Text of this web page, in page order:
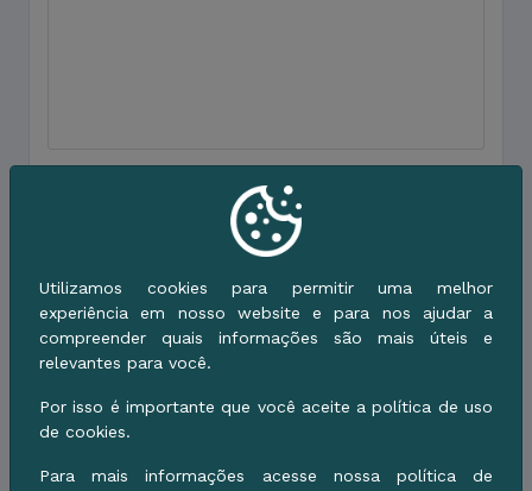
Contatos
Telefône: 67981910086
Email:
Relação de Serviços
Atendimentos Estratégia Saúde da
Utilizamos cookies para permitir uma melhor
experiência em nosso website e para nos ajudar a
compreender quais informações são mais úteis e
relevantes para você.
Por isso é importante que você aceite a política de uso
de cookies.
Para mais informações acesse nossa política de